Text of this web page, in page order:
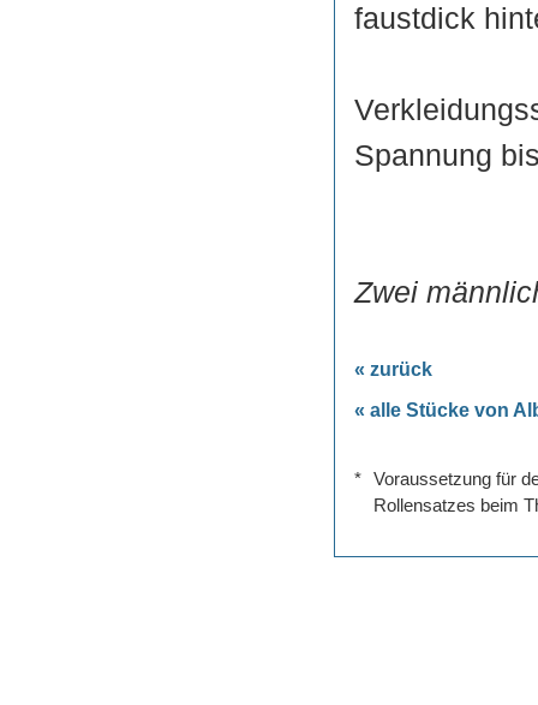
faustdick
Spannung
Zwei
« zurück
« alle Stücke von
*
Voraussetzung für
Rollensatzes beim